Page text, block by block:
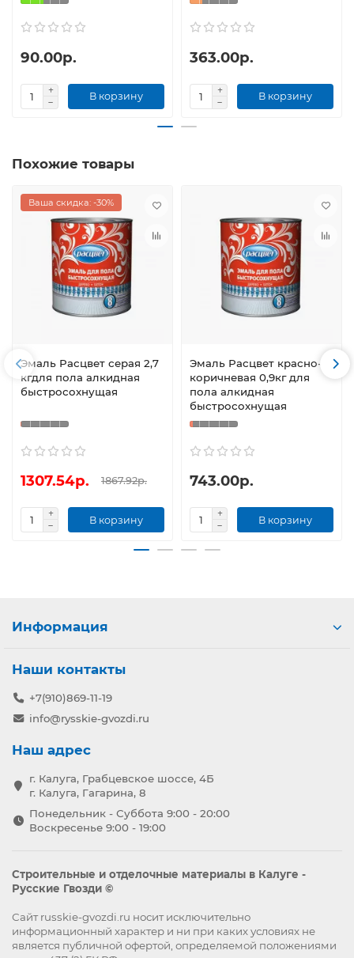
90.00р.
В корзину
363.00р.
В корзину
Похожие товары
Ваша скидка: -30%
Эмаль Расцвет серая 2,7
кгдля пола алкидная
быстросохнущая
1307.54р. 1867.92р.
В корзину
Эмаль Расцвет красно-
коричневая 0,9кг для
пола алкидная
быстросохнущая
743.00р.
В корзину
Информация
Наши контакты
+7(910)869-11-19
info@rysskie-gvozdi.ru
Наш адрес
г. Калуга, Грабцевское шоссе, 4Б
г. Калуга, Гагарина, 8
Понедельник - Суббота 9:00 - 20:00
Воскресенье 9:00 - 19:00
Строительные и отделочные материалы в Калуге -
Русские Гвозди ©
Сайт russkie-gvozdi.ru носит исключительно
информационный характер и ни при каких условиях не
является публичной офертой, определяемой положениями